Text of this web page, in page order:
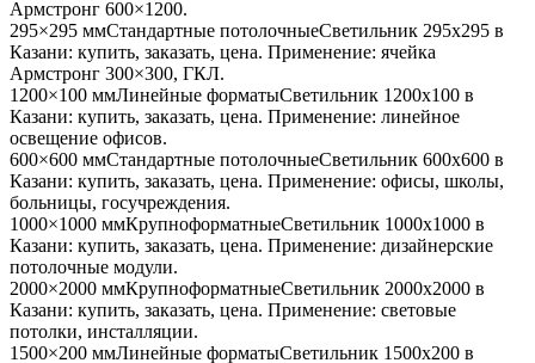
Армстронг 600×1200.
295×295 ммСтандартные потолочныеСветильник 295x295 в
Казани: купить, заказать, цена. Применение: ячейка
Армстронг 300×300, ГКЛ.
1200×100 ммЛинейные форматыСветильник 1200x100 в
Казани: купить, заказать, цена. Применение: линейное
освещение офисов.
600×600 ммСтандартные потолочныеСветильник 600x600 в
Казани: купить, заказать, цена. Применение: офисы, школы,
больницы, госучреждения.
1000×1000 ммКрупноформатныеСветильник 1000x1000 в
Казани: купить, заказать, цена. Применение: дизайнерские
потолочные модули.
2000×2000 ммКрупноформатныеСветильник 2000x2000 в
Казани: купить, заказать, цена. Применение: световые
потолки, инсталляции.
1500×200 ммЛинейные форматыСветильник 1500x200 в